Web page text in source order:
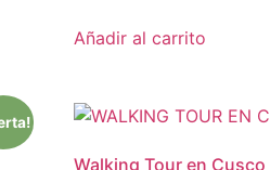
Añadir al carrito
Walking Tour en Cusco